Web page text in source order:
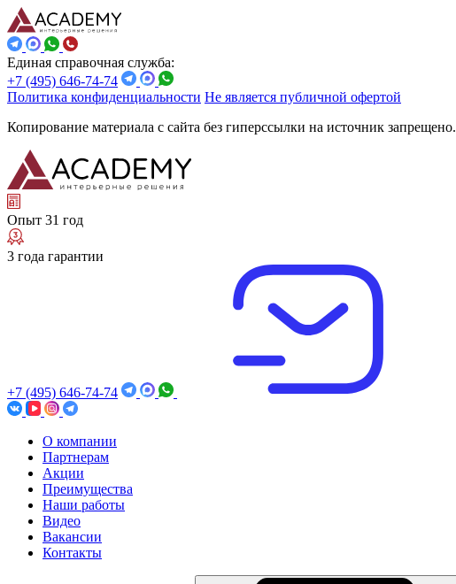
Единая справочная служба:
+7 (495) 646-74-74
Политика конфиденциальности Не является публичной офертой
Копирование материала с сайта без гиперссылки на источник запрещено.
Опыт 31 год
3 года гарантии
+7 (495) 646-74-74
О компании
Партнерам
Акции
Преимущества
Наши работы
Видео
Вакансии
Контакты